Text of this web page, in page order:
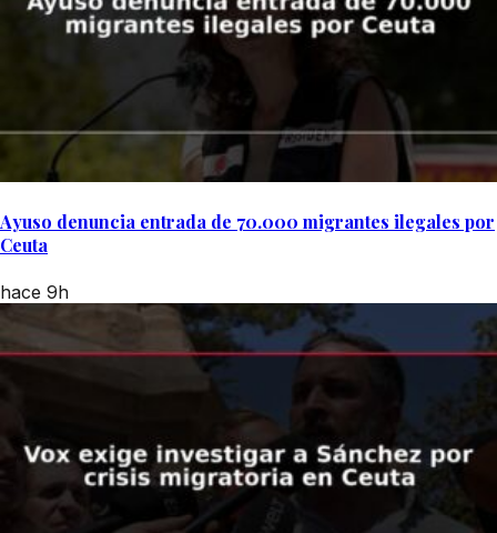
Ayuso denuncia entrada de 70.000 migrantes ilegales por
Ceuta
hace 9h